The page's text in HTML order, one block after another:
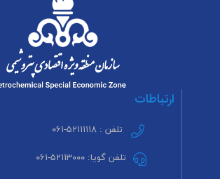
ارتباطات
تلفن : ۵۲۱۱۱۱۱۸-۰۶۱
تلفن گویا: ۵۲۱۱۳۰۰۰-۰۶۱